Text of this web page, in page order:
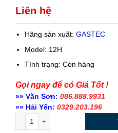
Liên hệ
Hãng sản xuất: GASTEC
Model: 12H
Tình trạng: Còn hàng
Gọi ngay để có Giá Tốt !
»» Văn Sơn: 086.888.9931
»» Hải Yến: 0329.203.196